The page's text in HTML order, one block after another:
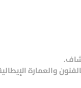
والعمارة